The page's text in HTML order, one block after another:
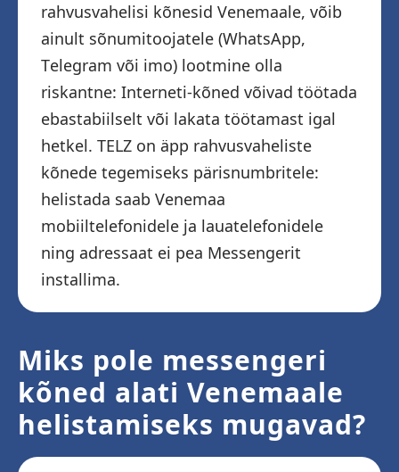
rahvusvahelisi kõnesid Venemaale, võib
ainult sõnumitoojatele (WhatsApp,
Telegram või imo) lootmine olla
riskantne: Interneti-kõned võivad töötada
ebastabiilselt või lakata töötamast igal
hetkel. TELZ on äpp rahvusvaheliste
kõnede tegemiseks pärisnumbritele:
helistada saab Venemaa
mobiiltelefonidele ja lauatelefonidele
ning adressaat ei pea Messengerit
installima.
Miks pole messengeri
kõned alati Venemaale
helistamiseks mugavad?